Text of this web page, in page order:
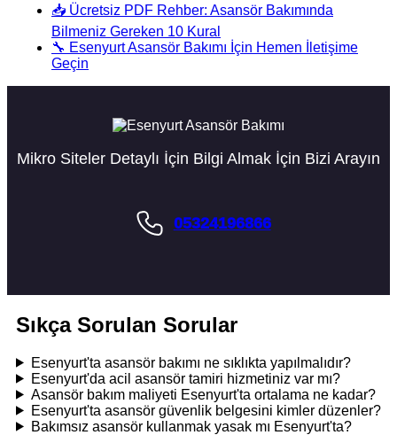
📥 Ücretsiz PDF Rehber: Asansör Bakımında
Bilmeniz Gereken 10 Kural
🔧 Esenyurt Asansör Bakımı İçin Hemen İletişime
Geçin
Mikro Siteler Detaylı İçin Bilgi Almak İçin Bizi Arayın
05324196866
Sıkça Sorulan Sorular
Esenyurt'ta asansör bakımı ne sıklıkta yapılmalıdır?
Esenyurt'da acil asansör tamiri hizmetiniz var mı?
Asansör bakım maliyeti Esenyurt'ta ortalama ne kadar?
Esenyurt'ta asansör güvenlik belgesini kimler düzenler?
Bakımsız asansör kullanmak yasak mı Esenyurt'ta?